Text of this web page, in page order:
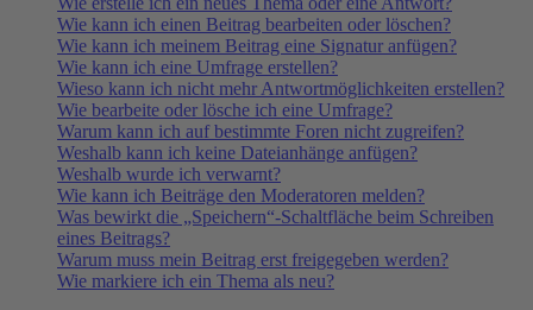
Wie kann ich einen Beitrag bearbeiten oder löschen?
Wie kann ich meinem Beitrag eine Signatur anfügen?
Wie kann ich eine Umfrage erstellen?
Wieso kann ich nicht mehr Antwortmöglichkeiten erstellen?
Wie bearbeite oder lösche ich eine Umfrage?
Warum kann ich auf bestimmte Foren nicht zugreifen?
Weshalb kann ich keine Dateianhänge anfügen?
Weshalb wurde ich verwarnt?
Wie kann ich Beiträge den Moderatoren melden?
Was bewirkt die „Speichern“-Schaltfläche beim Schreiben
eines Beitrags?
Warum muss mein Beitrag erst freigegeben werden?
Wie markiere ich ein Thema als neu?